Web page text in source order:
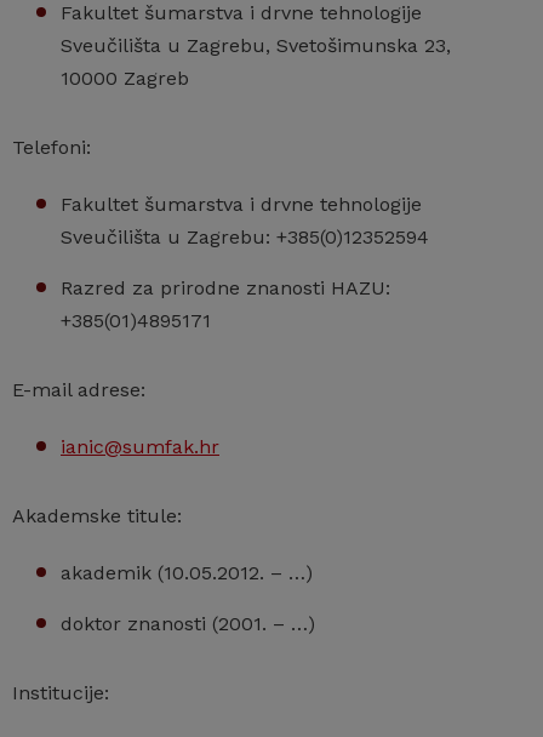
Fakultet šumarstva i drvne tehnologije
Sveučilišta u Zagrebu, Svetošimunska 23,
10000 Zagreb
Telefoni:
Fakultet šumarstva i drvne tehnologije
Sveučilišta u Zagrebu: +385(0)12352594
Razred za prirodne znanosti HAZU:
+385(01)4895171
E-mail adrese:
ianic@sumfak.hr
Akademske titule:
akademik (10.05.2012. – …)
doktor znanosti (2001. – …)
Institucije: